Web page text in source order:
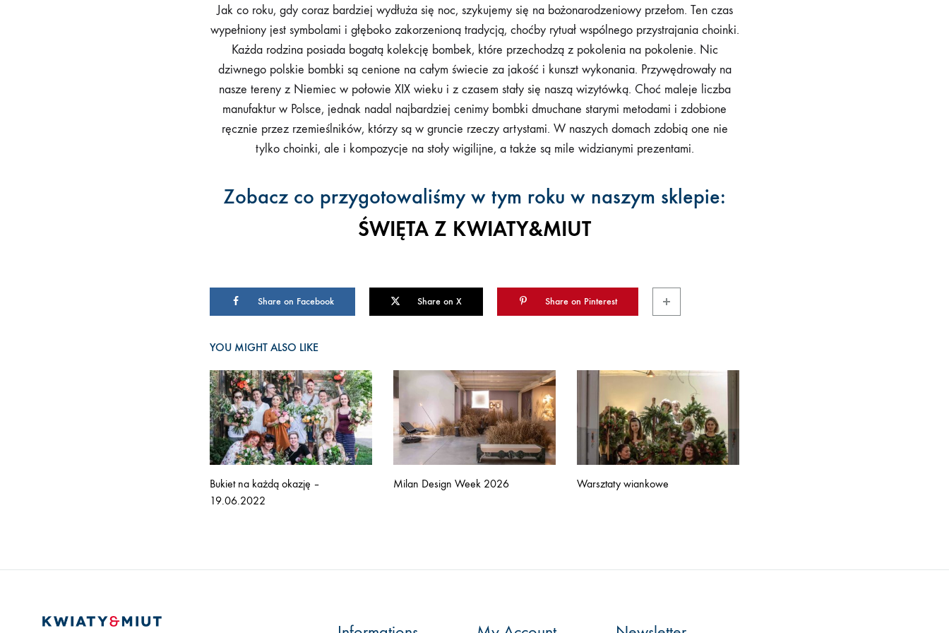
się
do
naszego
biuletynu,
aby
być
na
bieżąco i
stałym
Jak co roku, gdy coraz bardziej wydłuża się noc, szykujemy się na bożonarodzeniowy przełom. Ten czas
wypełniony jest symbolami i głęboko zakorzenioną tradycją, choćby rytuał wspólnego przystrajania choinki.
Każda rodzina posiada bogatą kolekcję bombek, które przechodzą z pokolenia na pokolenie. Nic
dziwnego polskie bombki są cenione na całym świecie za jakość i kunszt wykonania. Przywędrowały na
nasze tereny z Niemiec w połowie XIX wieku i z czasem stały się naszą wizytówką. Choć maleje liczba
manufaktur w Polsce, jednak nadal najbardziej cenimy bombki dmuchane starymi metodami i zdobione
ręcznie przez rzemieślników, którzy są w gruncie rzeczy artystami. W naszych domach zdobią one nie
tylko choinki, ale i kompozycje na stoły wigilijne, a także są mile widzianymi prezentami.
Zobacz co przygotowaliśmy w tym roku w naszym sklepie:
ŚWIĘTA Z KWIATY&MIUT
Share on Facebook Share on X Share on Pinterest
YOU MIGHT ALSO LIKE
Bukiet na każdą okazję –
19.06.2022
Milan Design Week 2026 Warsztaty wiankowe